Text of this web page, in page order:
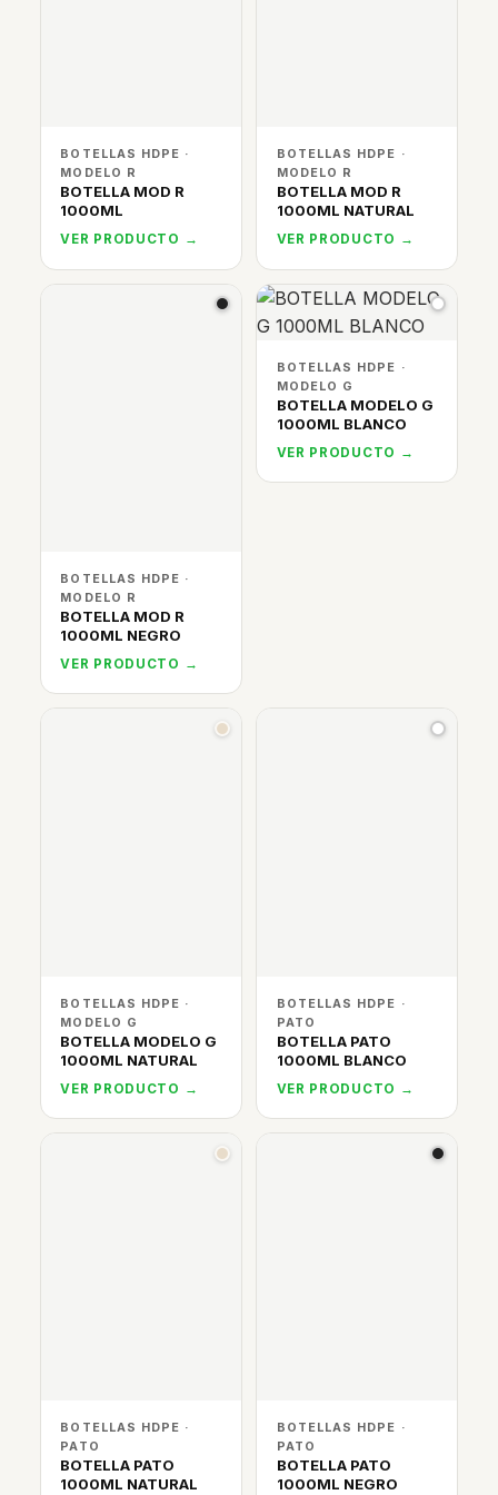
BOTELLAS HDPE ·
MODELO R
BOTELLA MOD R
1000ML
VER PRODUCTO →
BOTELLAS HDPE ·
MODELO R
BOTELLA MOD R
1000ML NATURAL
VER PRODUCTO →
BOTELLAS HDPE ·
MODELO R
BOTELLA MOD R
1000ML NEGRO
VER PRODUCTO →
BOTELLAS HDPE ·
MODELO G
BOTELLA MODELO G
1000ML BLANCO
VER PRODUCTO →
BOTELLAS HDPE ·
MODELO G
BOTELLA MODELO G
1000ML NATURAL
VER PRODUCTO →
BOTELLAS HDPE ·
PATO
BOTELLA PATO
1000ML BLANCO
VER PRODUCTO →
BOTELLAS HDPE ·
PATO
BOTELLA PATO
1000ML NATURAL
BOTELLAS HDPE ·
PATO
BOTELLA PATO
1000ML NEGRO